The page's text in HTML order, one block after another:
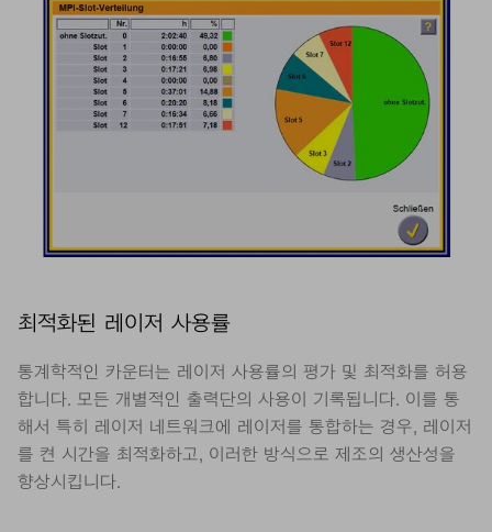
최적화된 레이저 사용률
통계학적인 카운터는 레이저 사용률의 평가 및 최적화를 허용
합니다. 모든 개별적인 출력단의 사용이 기록됩니다. 이를 통
해서 특히 레이저 네트워크에 레이저를 통합하는 경우, 레이저
를 켠 시간을 최적화하고, 이러한 방식으로 제조의 생산성을
향상시킵니다.